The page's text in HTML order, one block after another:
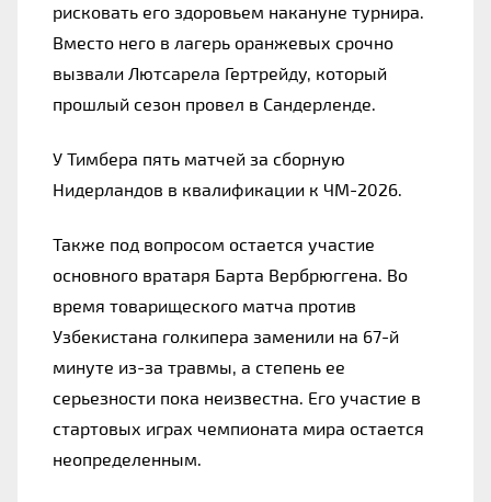
рисковать его здоровьем накануне турнира.
Вместо него в лагерь оранжевых срочно
вызвали Лютсарела Гертрейду, который
прошлый сезон провел в Сандерленде.
У Тимбера пять матчей за сборную
Нидерландов в квалификации к ЧМ-2026.
Также под вопросом остается участие
основного вратаря Барта Вербрюггена. Во
время товарищеского матча против
Узбекистана голкипера заменили на 67-й
минуте из-за травмы, а степень ее
серьезности пока неизвестна. Его участие в
стартовых играх чемпионата мира остается
неопределенным.